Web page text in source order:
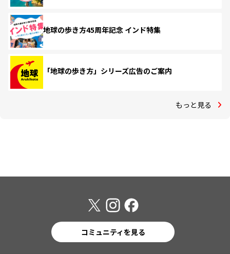
地球の歩き方45周年記念 インド特集
「地球の歩き方」シリーズ広告のご案内
もっと見る
コミュニティを見る